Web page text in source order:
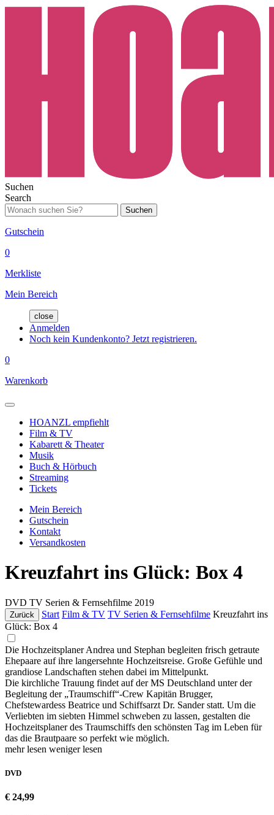
Suchen
Search
Suchen
Gutschein
0
Merkliste
Mein Bereich
close
Anmelden
Noch kein Kundenkonto? Jetzt registrieren.
0
Warenkorb
HOANZL empfiehlt
Film & TV
Kabarett & Theater
Musik
Buch & Hörbuch
Streaming
Tickets
Mein Bereich
Gutschein
Kontakt
Versandkosten
Kreuzfahrt ins Glück: Box 4
DVD TV Serien & Fernsehfilme 2019
Zurück Start Film & TV TV Serien & Fernsehfilme Kreuzfahrt ins
Glück: Box 4
Die Hochzeitsplaner Andrea und Stephan begleiten frisch getraute
Ehepaare auf ihre langersehnte Hochzeitsreise. Große Gefühle und
grandiose Landschaften stehen dabei im Mittelpunkt.
Die kirchliche Trauung findet auf der MS Deutschland unter der
Begleitung der „Traumschiff“-Crew Kapitän Brugger,
Chefstewardess Beatrice und Schiffsarzt Dr. Sander statt. Um die
Verliebten im siebten Himmel schweben zu lassen, gestalten die
Hochzeitsplaner des Traumschiffs den schönsten Tag im Leben für
das die Brautpaare so perfekt wie möglich.
mehr lesen weniger lesen
DVD
€ 24,99